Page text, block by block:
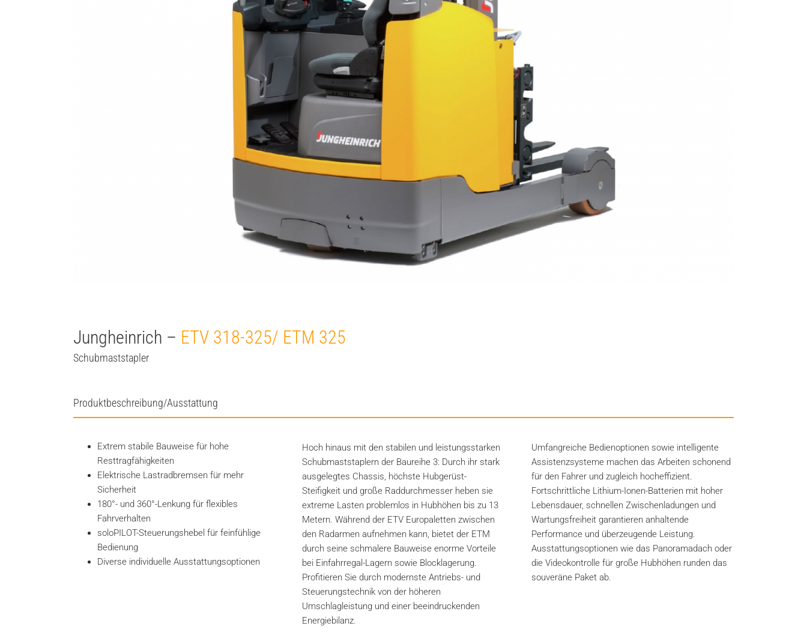
Jungheinrich – ETV 318-325/ ETM 325
Schubmaststapler
Produktbeschreibung/Ausstattung
Extrem stabile Bauweise für hohe
Resttragfähigkeiten
Elektrische Lastradbremsen für mehr
Sicherheit
180°- und 360°-Lenkung für flexibles
Fahrverhalten
soloPILOT-Steuerungshebel für feinfühlige
Bedienung
Diverse individuelle Ausstattungsoptionen
Hoch hinaus mit den stabilen und leistungsstarken
Schubmaststaplern der Baureihe 3: Durch ihr stark
ausgelegtes Chassis, höchste Hubgerüst-
Steifigkeit und große Raddurchmesser heben sie
extreme Lasten problemlos in Hubhöhen bis zu 13
Metern. Während der ETV Europaletten zwischen
den Radarmen aufnehmen kann, bietet der ETM
durch seine schmalere Bauweise enorme Vorteile
bei Einfahrregal-Lagern sowie Blocklagerung.
Profitieren Sie durch modernste Antriebs- und
Steuerungstechnik von der höheren
Umschlagleistung und einer beeindruckenden
Energiebilanz.
Umfangreiche Bedienoptionen sowie intelligente
Assistenzsysteme machen das Arbeiten schonend
für den Fahrer und zugleich hocheffizient.
Fortschrittliche Lithium-Ionen-Batterien mit hoher
Lebensdauer, schnellen Zwischenladungen und
Wartungsfreiheit garantieren anhaltende
Performance und überzeugende Leistung.
Ausstattungsoptionen wie das Panoramadach oder
die Videokontrolle für große Hubhöhen runden das
souveräne Paket ab.